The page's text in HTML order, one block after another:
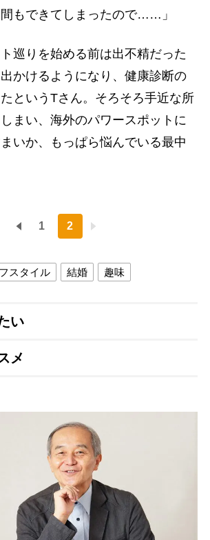
もできてしまったので……」
巡りを始める前は出不精だった
かけるようになり、健康診断の
というTさん。そろそろ手近な所
まい、海外のパワースポットに
いか、もっぱら悩んでいる最中
1 2
スタイル 結婚 趣味
い
メ